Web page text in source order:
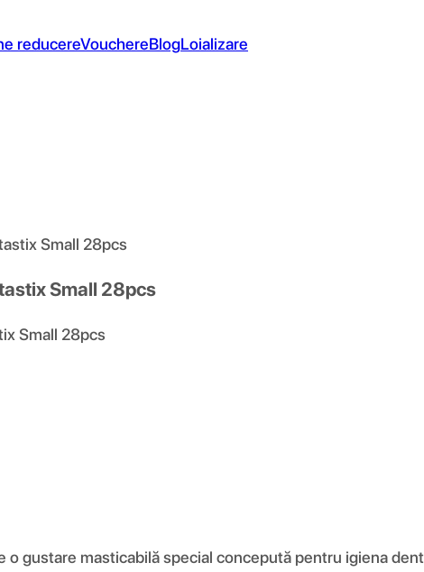
reducereVouchereBlogLoializare
Small 28pcs
Small 28pcs
o gustare masticabilă special concepută pentru igiena